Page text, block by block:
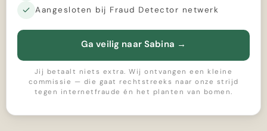
Aangesloten bij Fraud Detector netwerk
Ga veilig naar Sabina →
Jij betaalt niets extra. Wij ontvangen een kleine
commissie — die gaat rechtstreeks naar onze strijd
tegen internetfraude én het planten van bomen.